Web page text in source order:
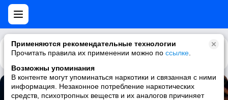
Применяются рекомендательные технологии
Прочитать правила их применении можно по ссылке
Возможны упоминания
В контенте могут упоминаться наркотики и связанная с ними
информация. Незаконное потребление наркотических
средств, психотропных веществ и их аналогов причиняет
Каталог Рекомендации
Dreaming of You (Svenson & Gielen remix)